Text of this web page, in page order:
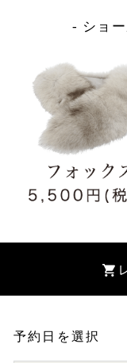
- ショ
予約日を選択